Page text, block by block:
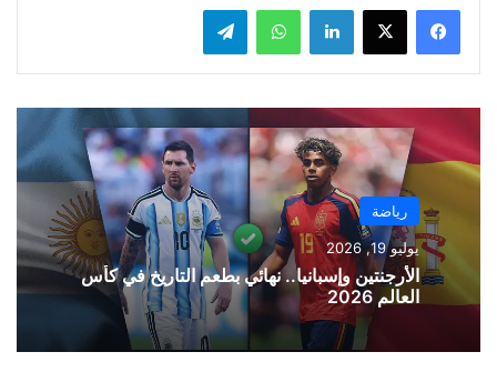
لينكدإن واتساب
رياضة
يوليو 19, 2026
الأرجنتين وإسبانيا.. نهائي بطعم التاريخ في كأس
العالم 2026